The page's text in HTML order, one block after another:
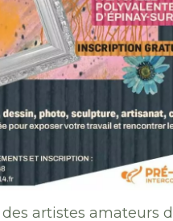
artistes amateurs